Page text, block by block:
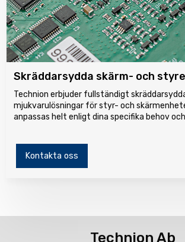
Skräddarsydda skärm- och
Technion erbjuder fullständigt
mjukvarulösningar för styr- och
anpassas helt enligt dina specifika behov
Kontakta oss
Technion Ab